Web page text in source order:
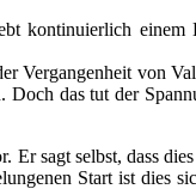
kontinuierlich einem
Vergangenheit von
das tut der
Er sagt selbst, dass
Start ist dies